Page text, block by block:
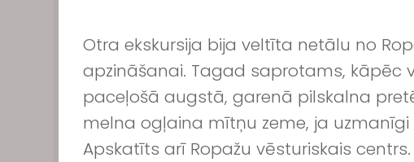
Otra ekskursija bija veltīta netālu no
apzināšanai. Tagad saprotams, kāpēc
paceļošā augstā, garenā pilskalna
melna ogļaina mītņu zeme, ja
Apskatīts arī Ropažu vēsturiskais